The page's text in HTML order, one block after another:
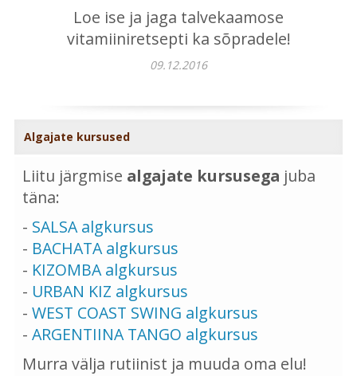
Loe ise ja jaga talvekaamose
vitamiiniretsepti ka sõpradele!
09.12.2016
Algajate kursused
Liitu järgmise algajate kursusega juba
täna:
- SALSA algkursus
- BACHATA algkursus
- KIZOMBA algkursus
- URBAN KIZ algkursus
- WEST COAST SWING algkursus
- ARGENTIINA TANGO algkursus
Murra välja rutiinist ja muuda oma elu!